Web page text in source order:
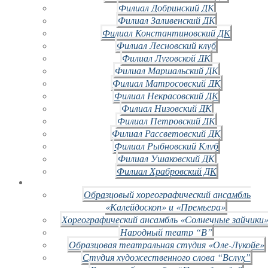
Филиал Добринский ДК
Филиал Заливенский ДК
Филиал Константиновский ДК
Филиал Лесновский клуб
Филиал Луговской ДК
Филиал Маршальский ДК
Филиал Матросовский ДК
Филиал Некрасовский ДК
Филиал Низовский ДК
Филиал Петровский ДК
Филиал Рассветовский ДК
Филиал Рыбновский Клуб
Филиал Ушаковский ДК
Филиал Храбровский ДК
Образцовый хореографический ансамбль
«Калейдоскоп» и «Премьера»
Хореографический ансамбль «Солнечные
Народный театр “В”
Образцовая театральная студия «Оле-Лукойе»
Студия художественного слова “Вслух”